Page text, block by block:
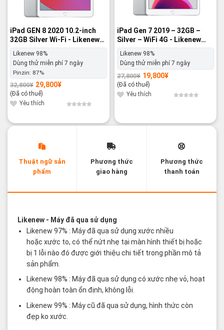
iPad GEN 8 2020 10.2-inch
32GB Silver Wi-Fi - Likenew
98%
Likenew 98%
Dùng thử miễn phí 7 ngày
Pinzin: 87%
32,800¥
Giá
gốc
là:
32,800¥.
29,800¥
Giá
hiện
tại
là:
29,800¥.
(Đã có thuế)
Yêu thích
iPad Gen 7 2019 – 32GB –
Silver – WiFi 4G - Likenew
98%
Likenew 98%
Dùng thử miễn phí 7 ngày
27,800¥
Giá
gốc
là:
27,800¥.
19,800¥
Giá
hiện
tại
là:
19,800¥.
(Đã có thuế)
Yêu thích
Thuật ngữ sản
phẩm
Phương thức
giao hàng
Phương thức
thanh toán
Likenew- Máy đã qua sử dụng
Likenew 97% : Máy đã qua sử dụng xước nhiều
hoặc xước to, có thể nứt nhẹ tại màn hình thiết bị hoặc
bị 1 lỗi nào đó được giới thiệu chi tiết trong phần mô tả
sản phẩm.
Likenew 98% : Máy đã qua sử dụng có xước nhẹ vỏ, hoạt
động hoàn toàn ổn định, không lỗi.
Likenew 99% : Máy cũ đã qua sử dụng, hình thức còn
đẹp ko xước.